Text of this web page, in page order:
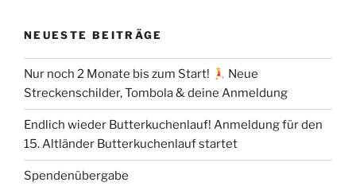
NEUESTE BEITRÄGE
Nur noch 2 Monate bis zum Start!
Neue
Streckenschilder, Tombola & deine Anmeldung
Endlich wieder Butterkuchenlauf! Anmeldung für den
15. Altländer Butterkuchenlauf startet
Spendenübergabe